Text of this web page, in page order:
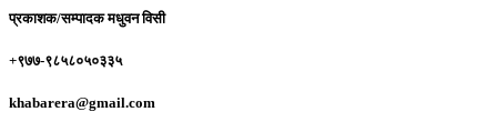
प्रकाशक/सम्पादकमधुवन विसी
+९७७-९८५८०५०३३५
khabarera@gmail.com